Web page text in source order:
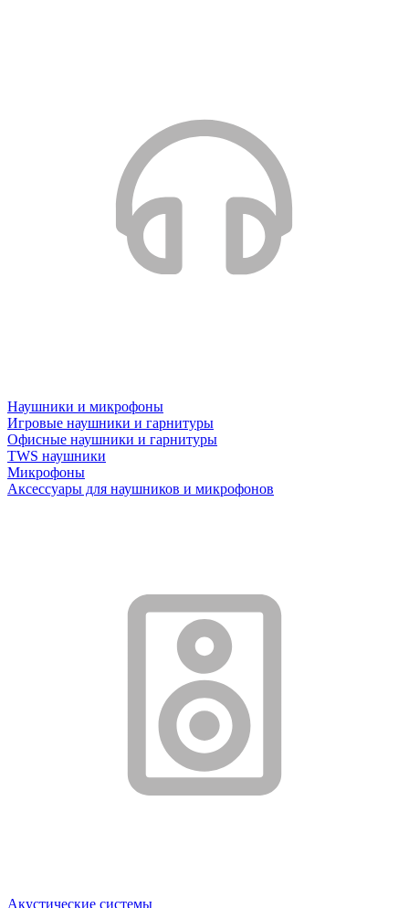
Наушники и микрофоны
Игровые наушники и гарнитуры
Офисные наушники и гарнитуры
TWS наушники
Микрофоны
Аксессуары для наушников и микрофонов
Акустические системы